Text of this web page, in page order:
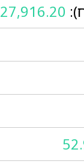
27,916.20